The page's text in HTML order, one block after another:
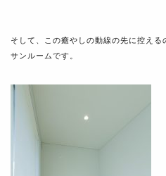
そして、この癒やしの動線の先に控え
サンルームです。